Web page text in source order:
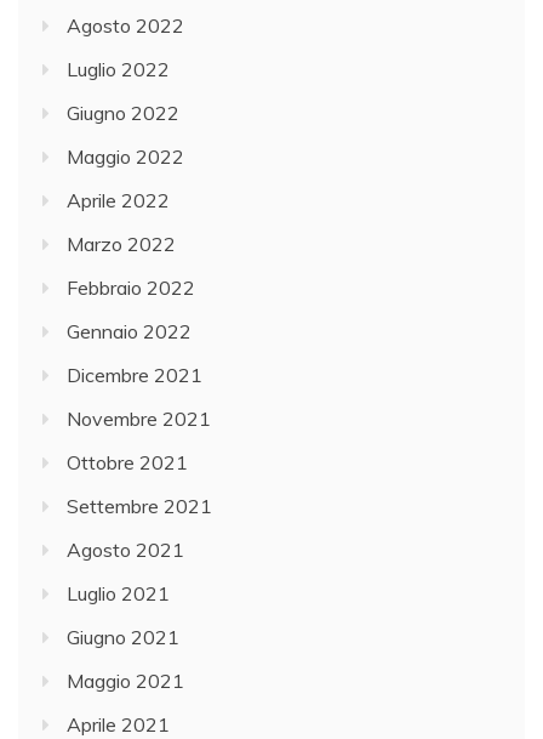
Agosto 2022
Luglio 2022
Giugno 2022
Maggio 2022
Aprile 2022
Marzo 2022
Febbraio 2022
Gennaio 2022
Dicembre 2021
Novembre 2021
Ottobre 2021
Settembre 2021
Agosto 2021
Luglio 2021
Giugno 2021
Maggio 2021
Aprile 2021